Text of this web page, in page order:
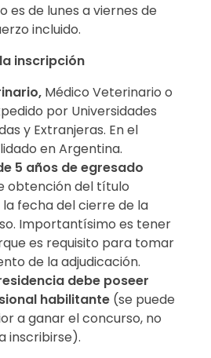
es de lunes a viernes de
incluido.
inscripción
Médico Veterinario o
por Universidades
y Extranjeras. En el
en Argentina.
5 años de egresado
obtención del título
fecha del cierre de la
Importantísimo es tener
es requisito para tomar
de la adjudicación.
debe poseer
habilitante (se puede
a ganar el concurso, no
inscribirse).